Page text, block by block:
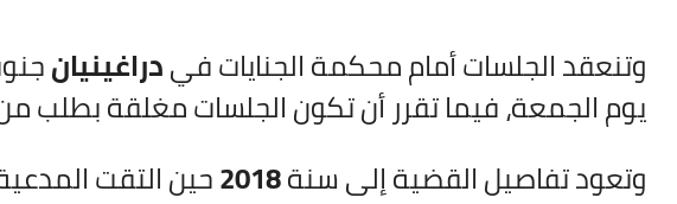
وتنعقد الجلسات أمام محكمة الجنايات فيدراغينيان
يوم الجمعة، فيما تقرر أن تكون الجلسات مغلقة بطلب
وتعود تفاصيل القضية إلى سنة2018حين التقت